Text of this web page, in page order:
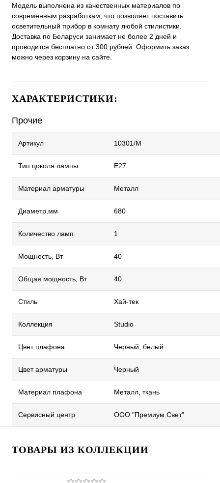
Модель выполнена из качественных материалов по
современным разработкам, что позволяет поставить
осветительный прибор в комнату любой стилистики.
Доставка по Беларуси занимает не более 2 дней и
проводится бесплатно от 300 рублей. Оформить заказ
можно через корзину на сайте.
ХАРАКТЕРИСТИКИ:
Прочие
Артикул 10301/M
Тип цоколя лампы E27
Материал арматуры Металл
Диаметр,мм 680
Количество ламп 1
Мощность, Вт 40
Общая мощность, Вт 40
Стиль Хай-тек
Коллекция Studio
Цвет плафона Черный, белый
Цвет арматуры Черный
Материал плафона Металл, ткань
Сервисный центр ООО "Премиум Свет"
ТОВАРЫ ИЗ КОЛЛЕКЦИИ